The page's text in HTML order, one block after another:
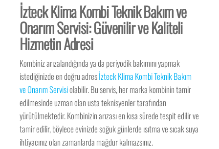
İzteck Klima Kombi Teknik Bakım ve
Onarım Servisi: Güvenilir ve Kaliteli
Hizmetin Adresi
Kombiniz arızalandığında ya da periyodik bakımını yapmak
istediğinizde en doğru adresİzteck Klima Kombi Teknik Bakım
ve Onarım Servisiolabilir. Bu servis, her marka kombinin tamir
edilmesinde uzman olan usta teknisyenler tarafından
yürütülmektedir. Kombinizin arızası en kısa sürede tespit edilir ve
tamir edilir, böylece evinizde soğuk günlerde ısıtma ve sıcak suya
ihtiyacınız olan zamanlarda mağdur kalmazsınız.